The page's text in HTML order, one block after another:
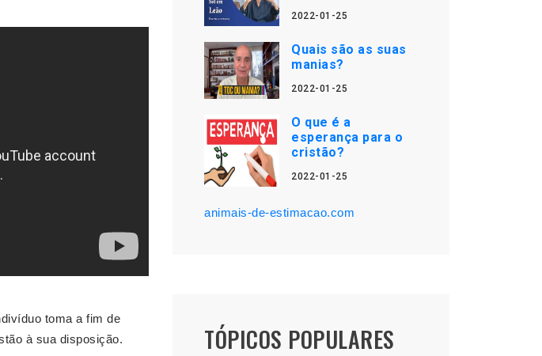
toma a fim de
à sua disposição.
2022-01-25
Quais são as suas
manias?
2022-01-25
O que é a
esperança para o
cristão?
2022-01-25
animais-de-estimacao.com
TÓPICOS POPULARES